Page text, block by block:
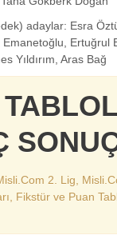
adaylar: Esra
Ertuğrul
Yıldırım, Aras Bağ
2. Lig,
Fikstür ve Puan